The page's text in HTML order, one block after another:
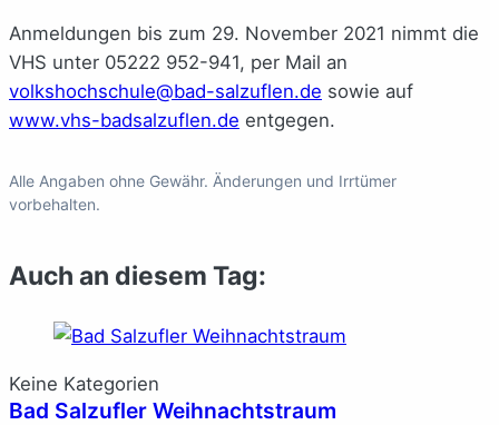
Anmeldungen bis zum 29. November 2021 nimmt die
VHS unter 05222 952-941, per Mail an
volkshochschule@bad-salzuflen.de sowie auf
www.vhs-badsalzuflen.de entgegen.
Alle Angaben ohne Gewähr. Änderungen und Irrtümer
vorbehalten.
Auch an diesem Tag:
Keine Kategorien
Bad Salzufler Weihnachtstraum